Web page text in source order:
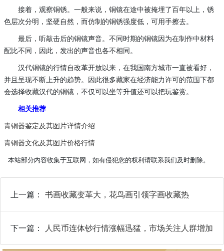
接着，观察铜锈。一般来说，铜镜在途中被掩埋了百年以上，锈
色层次分明，坚硬自然，而仿制的铜锈强度低，可用手擦去。
最后，听敲击后的铜镜声音。不同时期的铜镜因为在制作中材料
配比不同，因此，发出的声音也各不相同。
汉代铜镜的行情自改革开放以来，在我国南方城市一直被看好，
并且呈现不断上升的趋势。因此很多藏家在经济能力许可的范围下都
会选择收藏汉代的铜镜，不仅可以坐等升值还可以把玩鉴赏。
相关推荐
青铜器鉴定及其图片详情介绍
青铜器文化及其图片价格行情
本站部分内容收集于互联网，如有侵犯您的权利请联系我们及时删除。
上一篇： 书画收藏变革大，花鸟画引领字画收藏热
下一篇： 人民币连体钞行情涨幅迅猛，市场关注人群增加